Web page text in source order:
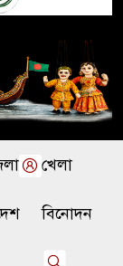
খেলা
বিনোদন